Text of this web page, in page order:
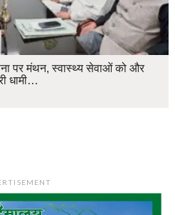
पर मंथन, स्वास्थ्य सेवाओं को और
धामी…